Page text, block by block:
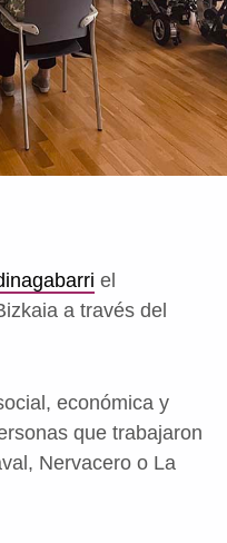
el
a través del
económica y
que trabajaron
Nervacero o La